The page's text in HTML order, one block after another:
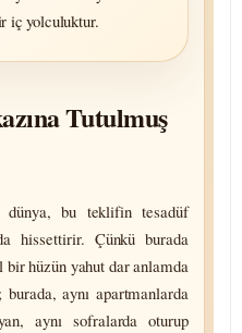
iç yolculuktur.
Tutulmuş
dünya, bu teklifin tesadüf
hissettirir. Çünkü burada
bir hüzün yahut dar anlamda
aynı apart­manlarda
aynı sofralarda oturup